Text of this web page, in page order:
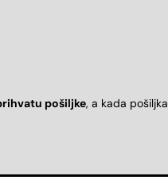
pošiljke, a kada pošiljka